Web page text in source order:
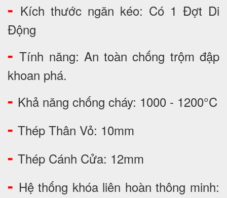
- Kích thước ngăn kéo: Có 1 Đợt Di
Động
-Tính năng: An toàn chống trộm đập
khoan phá.
- Khả năng chống cháy: 1000 - 1200°C
- Thép Thân Vỏ: 10mm
- Thép Cánh Cửa: 12mm
- Hệ thống khóa liên hoàn thông minh: